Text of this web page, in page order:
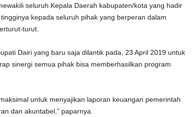
seluruh Kepala Daerah kabupaten/kota yang hadir
kepada seluruh pihak yang berperan dalam
turut.
Dairi yang baru saja dilantik pada, 23 April 2019 untuk
sinergi semua pihak bisa memberhasilkan program
untuk menyajikan laporan keuangan pemerintah
dan akuntabel,” paparnya.